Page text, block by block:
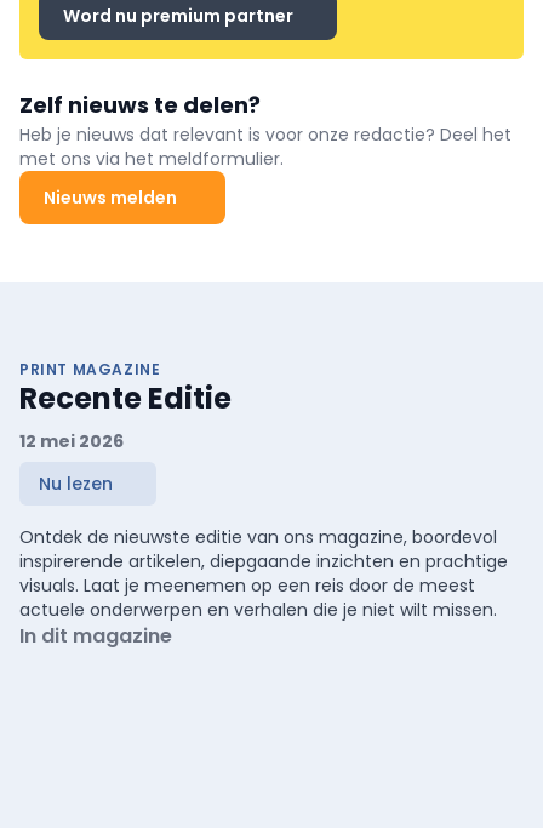
Word nu premium partner
Zelf nieuws te delen?
Heb je nieuws dat relevant is voor onze redactie? Deel het
met ons via het meldformulier.
Nieuws melden
PRINT MAGAZINE
Recente Editie
12 mei 2026
Nu lezen
Ontdek de nieuwste editie van ons magazine, boordevol
inspirerende artikelen, diepgaande inzichten en prachtige
visuals. Laat je meenemen op een reis door de meest
actuele onderwerpen en verhalen die je niet wilt missen.
In dit magazine